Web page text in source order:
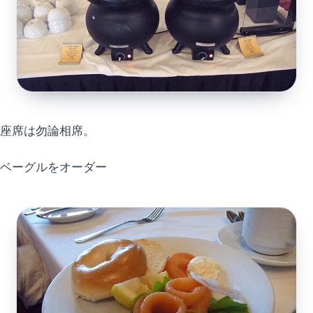
座席は勿論相席。
ベーグルをオーダー